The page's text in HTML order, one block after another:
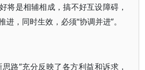
将是相辅相成，搞不好互设障碍，
进，同时生效，必须“协调并进”。
路”充分反映了各方利益和诉求，